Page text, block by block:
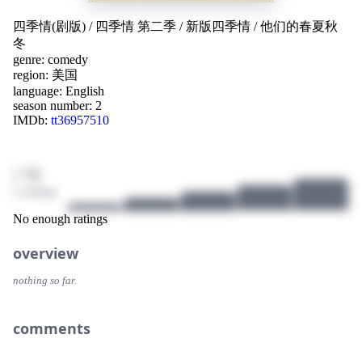
四季情(剧版) / 四季情 第二季 / 新版四季情 /他们的春夏秋
冬
genre: comedy
region: 美国
language: English
season number: 2
IMDb: tt36957510
No enough ratings
overview
nothing so far.
comments